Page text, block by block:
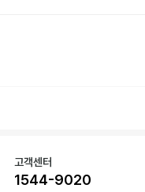
고객센터
1544-9020